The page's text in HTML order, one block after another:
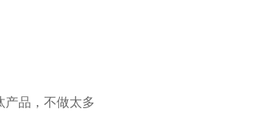
产品，不做太多